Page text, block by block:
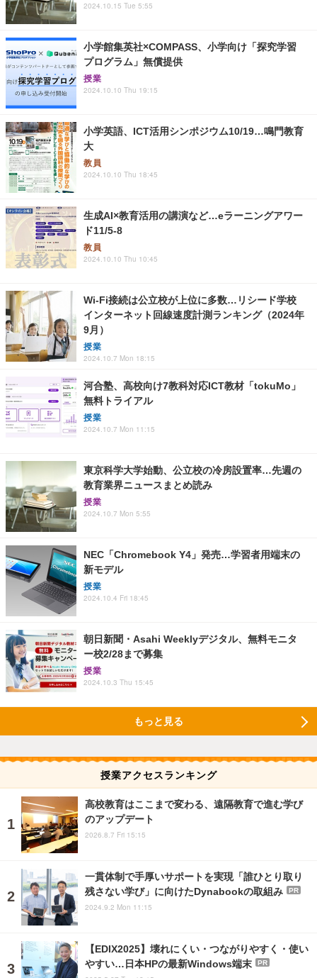
2024.10.15 Tue 5:55
小学館集英社×COMPASS、小学向け「探究学習
プログラム」無償提供
授業
2024.10.10 Thu 19:15
小学英語、ICT活用シンポジウム10/19…鳴門教育
大
教員
2024.10.10 Thu 18:45
生成AI×教育活用の講演など…eラーニングアワー
ド11/5-8
教員
2024.10.10 Thu 10:45
Wi-Fi接続は公立校が上位に多数…リシード学校
インターネット回線速度計測ランキング（2024年
9月）
授業
2024.10.7 Mon 18:15
河合塾、高校向け7教科対応ICT教材「tokuMo」
無料トライアル
授業
2024.10.7 Mon 11:15
東京科学大学始動、公立校の冷房設置率…先週の
教育業界ニュースまとめ読み
授業
2024.10.7 Mon 5:55
NEC「Chromebook Y4」発売…学習者用端末の
新モデル
授業
2024.10.4 Fri 18:45
朝日新聞・Asahi Weeklyデジタル、無料モニタ
ー校2/28まで募集
授業
2024.10.3 Thu 15:45
もっと見る
授業アクセスランキング
高校教育はここまで変わる、遠隔教育で進む学び
のアップデート
2026.8.7 Fri 15:15
一貫体制で手厚いサポートを実現「誰ひとり取り
残さない学び」に向けたDynabookの取組み
PR
2024.9.2 Mon 11:15
【EDIX2025】壊れにくい・つながりやすく・使い
やすい…日本HPの最新Windows端末
PR